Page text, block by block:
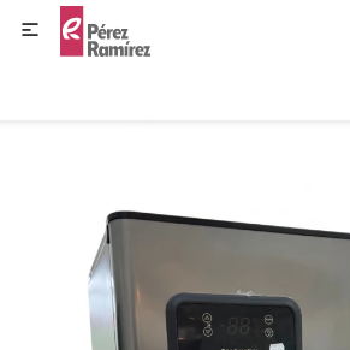
